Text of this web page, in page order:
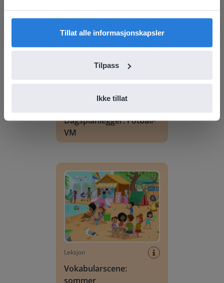
Tillat alle informasjonskapsler
Tilpass
Ikke tillat
Dagsplanlegger: Fotball-VM
Dagsplanlegger: Fotball-
VM
Leksjon
Vokabularscene:
sommer
English
Norsk